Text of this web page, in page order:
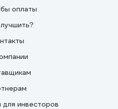
относительно друга.
оплаты
инвесторов